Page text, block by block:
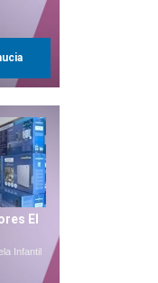
El
Infantil